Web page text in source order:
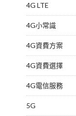
4G LTE
4G小常識
4G資費方案
4G資費選擇
4G電信服務
5G